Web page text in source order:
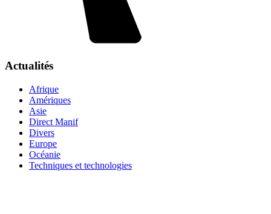
Actualités
Afrique
Amériques
Asie
Direct Manif
Divers
Europe
Océanie
Techniques et technologies